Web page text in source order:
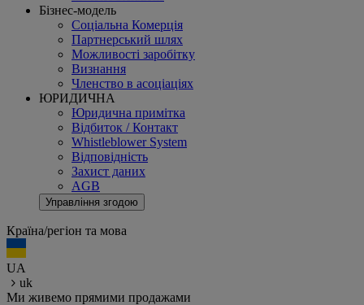
Бізнес-модель
Соціальна Комерція
Партнерський шлях
Можливості заробітку
Визнання
Членство в асоціаціях
ЮРИДИЧНА
Юридична примітка
Відбиток / Контакт
Whistleblower System
Відповідність
Захист даних
AGB
Управління згодою
Країна/регіон та мова
UA
uk
Ми живемо прямими продажами